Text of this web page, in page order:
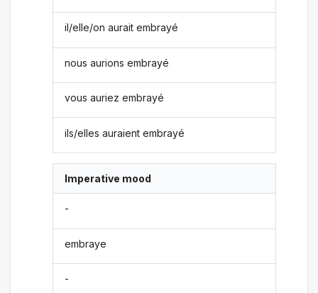
il/elle/on aurait embrayé
nous aurions embrayé
vous auriez embrayé
ils/elles auraient embrayé
Imperative mood
-
embraye
-